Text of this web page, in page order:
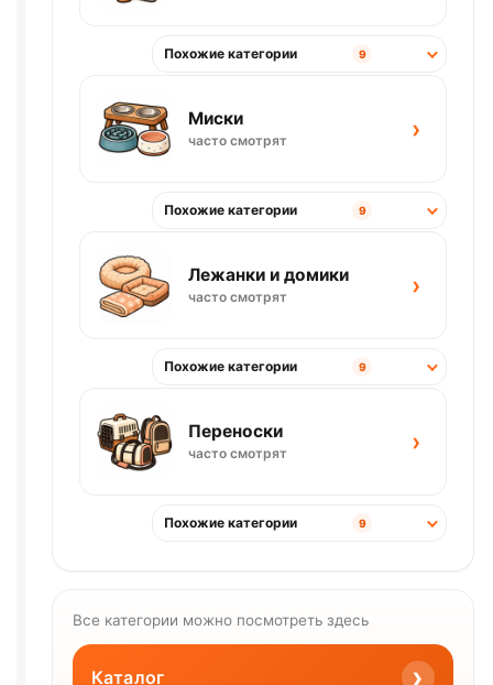
Похожие категории 9
Миски
часто смотрят ›
Похожие категории 9
Лежанки и домики
часто смотрят ›
Похожие категории 9
Переноски
часто смотрят ›
Похожие категории 9
Все категории можно посмотреть здесь
Каталог